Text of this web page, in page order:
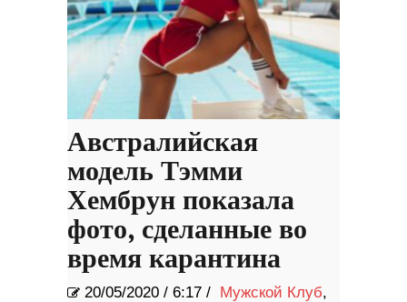
Австралийская
модель Тэмми
Хембрун показала
фото, сделанные во
время карантина
20/05/2020 / 6:17 / Мужской Клуб,